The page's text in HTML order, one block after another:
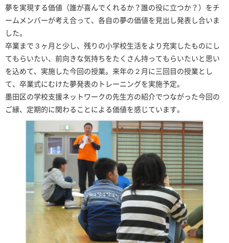
夢を実現する価値（誰が喜んでくれるか？誰の役に立つか？）をチ
ームメンバーが考え合って、各自の夢の価値を見出し発表し合いま
した。
卒業まで３ヶ月と少し、残りの小学校生活をより充実したものにし
てもらいたい、前向きな気持ちをたくさん持ってもらいたいと思い
を込めて、実施した今回の授業。来年の２月に三回目の授業とし
て、卒業式にむけた夢発表のトレーニングを実施予定。
墨田区の学校支援ネットワークの先生方の紹介でつながった今回の
ご縁、定期的に関わることによる価値を感じています。